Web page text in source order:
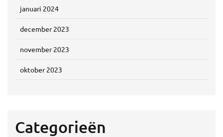
januari 2024
december 2023
november 2023
oktober 2023
Categorieën